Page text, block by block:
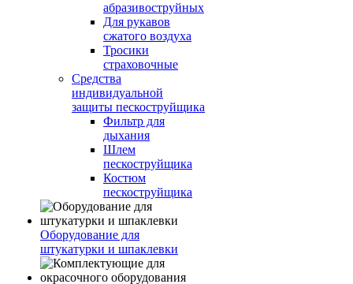
абразивоструйных
Для рукавов
сжатого воздуха
Тросики
страховочные
Средства
индивидуальной
защиты пескоструйщика
Фильтр для
дыхания
Шлем
пескоструйщика
Костюм
пескоструйщика
Оборудование для
штукатурки и шпаклевки